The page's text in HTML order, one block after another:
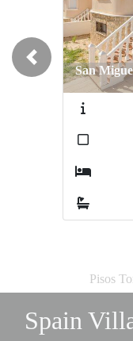
San Miguel de Salinas /
Salinas
San
Previous
Pisos
Spain